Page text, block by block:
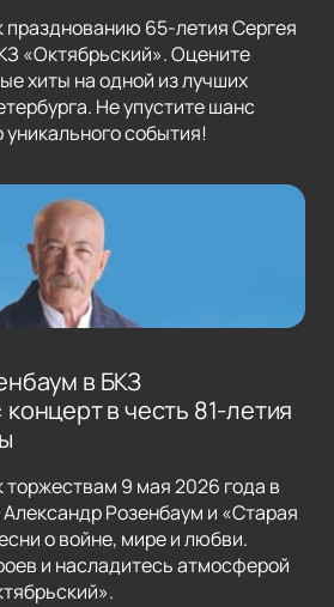
празднованию 65-летия Сергея
«Октябрьский». Оцените
хиты на одной из лучших
Не упустите шанс
события!
в БКЗ
в честь 81-летия
9 мая 2026 года в
Розенбаум и «Старая
о войне, мире и любви.
и насладитесь атмосферой